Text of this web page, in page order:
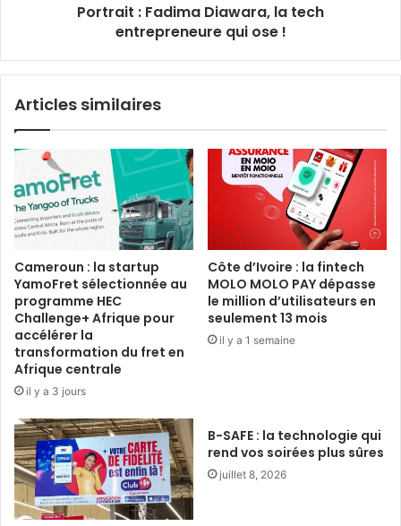
Portrait : Fadima Diawara, la tech
entrepreneure qui ose !
Articles similaires
Cameroun : la startup
YamoFret sélectionnée au
programme HEC
Challenge+ Afrique pour
accélérer la
transformation du fret en
Afrique centrale
il y a 3 jours
Côte d’Ivoire : la fintech
MOLO MOLO PAY dépasse
le million d’utilisateurs en
seulement 13 mois
il y a 1 semaine
B-SAFE : la technologie qui
rend vos soirées plus sûres
juillet 8, 2026